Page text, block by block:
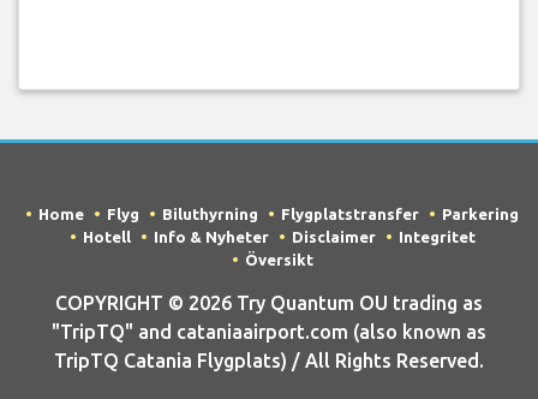
Home Flyg Biluthyrning Flygplatstransfer
Parkering
Hotell
Info & Nyheter Disclaimer
Integritet
Översikt
COPYRIGHT © 2026 Try Quantum OU trading as
"TripTQ" and cataniaairport.com (also known as
TripTQ Catania Flygplats) / All Rights Reserved.